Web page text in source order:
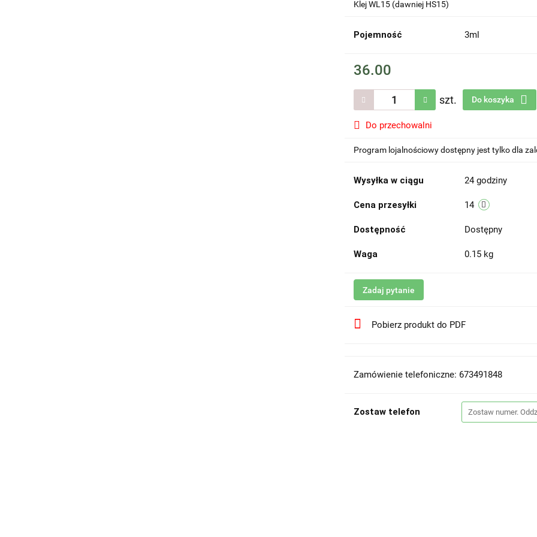
Klej WL15 (dawniej HS15)
Pojemność 3ml
36.00
szt. Do koszyka
Do przechowalni
Program lojalnościowy dostępny jest tylko dla
Wysyłka w ciągu 24 godziny
Cena przesyłki 14
Dostępność Dostępny
Waga 0.15 kg
Zadaj pytanie
Pobierz produkt do PDF
Zamówienie telefoniczne: 673491848
Zostaw telefon